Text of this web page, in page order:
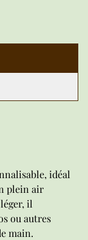
idéal
plein air
il
ou autres
main.